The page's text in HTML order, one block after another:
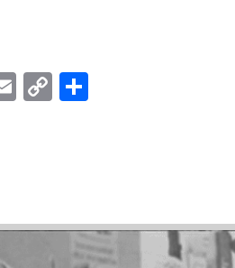
Email
Copy
Link